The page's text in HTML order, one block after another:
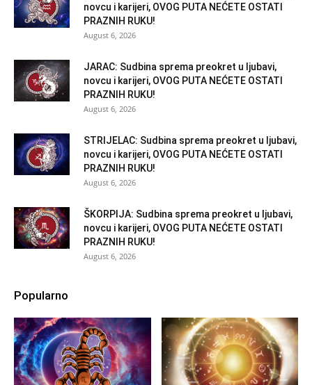
novcu i karijeri, OVOG PUTA NEĆETE OSTATI
PRAZNIH RUKU!
August 6, 2026
JARAC: Sudbina sprema preokret u ljubavi,
novcu i karijeri, OVOG PUTA NEĆETE OSTATI
PRAZNIH RUKU!
August 6, 2026
STRIJELAC: Sudbina sprema preokret u ljubavi,
novcu i karijeri, OVOG PUTA NEĆETE OSTATI
PRAZNIH RUKU!
August 6, 2026
ŠKORPIJA: Sudbina sprema preokret u ljubavi,
novcu i karijeri, OVOG PUTA NEĆETE OSTATI
PRAZNIH RUKU!
August 6, 2026
Popularno